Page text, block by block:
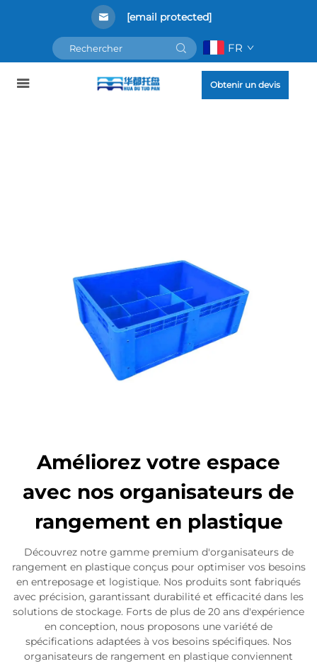
[email protected]
FR
Obtenir un devis
Améliorez votre espace
avec nos organisateurs de
rangement en plastique
Découvrez notre gamme premium d'organisateurs de
rangement en plastique conçus pour optimiser vos besoins
en entreposage et logistique. Nos produits sont fabriqués
avec précision, garantissant durabilité et efficacité dans les
solutions de stockage. Forts de plus de 20 ans d'expérience
en conception, nous proposons une variété de
spécifications adaptées à vos besoins spécifiques. Nos
organisateurs de rangement en plastique conviennent